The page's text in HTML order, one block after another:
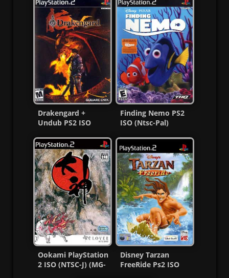
Drakengard +
Undub PS2 ISO
(Español/Multi)
Finding Nemo PS2
ISO (Ntsc-Pal)
Ookami PlayStation
2 ISO (NTSC-J) (MG-
Disney Tarzan
FreeRide Ps2 ISO